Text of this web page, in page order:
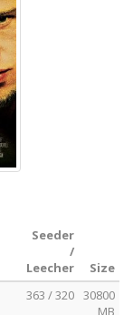
Seeder
/
Leecher
Size
363 / 320 30800
MB